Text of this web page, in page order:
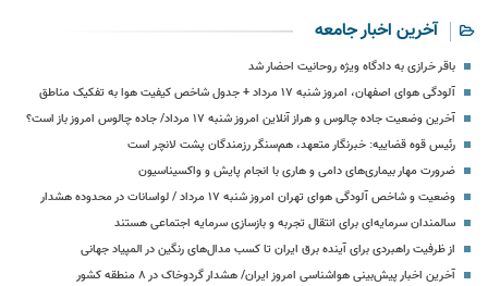
آخرین اخبار جامعه
باقر خرازی به دادگاه ویژه روحانیت احضار شد
آلودگی هوای اصفهان، امروز شنبه ۱۷ مرداد + جدول شاخص کیفیت هوا به تفکیک مناطق
آخرین وضعیت جاده چالوس و هراز آنلاین امروز شنبه ۱۷ مرداد/ جاده چالوس امروز باز است؟
رئیس قوه قضاییه: خبرنگار متعهد، هم‌سنگر رزمندگان پشت لانچر است
ضرورت مهار بیماری‌های دامی و هاری با انجام پایش و واکسیناسیون
وضعیت و شاخص آلودگی هوای تهران امروز شنبه ۱۷ مرداد / لواسانات در محدوده هشدار
سالمندان سرمایه‌ای برای انتقال تجربه و بازسازی سرمایه اجتماعی هستند
از ظرفیت راهبردی برای آینده برق ایران تا کسب مدال‌های رنگین در المپیاد جهانی
آخرین اخبار پیش‌بینی هواشناسی امروز ایران/ هشدار گردوخاک در ۸ منطقه کشور